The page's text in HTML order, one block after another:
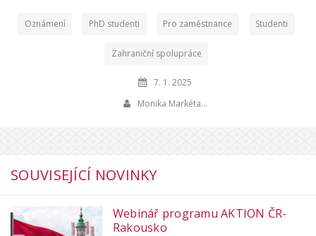
Oznámení PhD studenti Pro zaměstnance Studenti
Zahraniční spolupráce
7. 1. 2025
Monika Markéta…
SOUVISEJÍCÍ NOVINKY
Webinář programu AKTION ČR-
Rakousko